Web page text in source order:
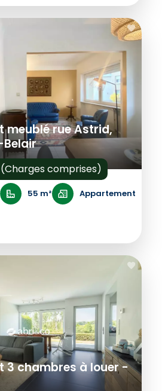
meublé rue Astrid,
comprises)
55 m² Appartement
3 chambres à louer -